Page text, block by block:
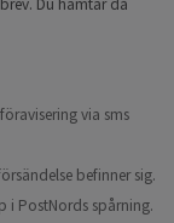
via sms
befinner sig.
i PostNords spårning.